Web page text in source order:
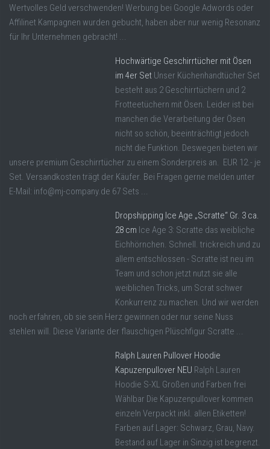
Wertvolles Geld verschwenden! Werbung bei Google Adwords oder
Affilinet Kampagnen wurden gebucht, haben aber nur wenig Resonanz
für Ihr Unternehmen gebracht! ...
Hochwärtige Geschirrtücher mit Ösen
im 4er Set Unser Küchenhandtücher Set
besteht aus 2 Geschirrtüchern und 2
Frotteetüchern mit Ösen. Leider ist bei
manchen die Verarbeitung der Ösen
nicht so schön, beeinträchtigt jedoch
nicht die Funktion. Deswegen bieten wir
unsere premium Geschirrtücher zu einem Sonderpreis an. EUR 12.- je
Set. Versandkosten trägt der Käufer. Bei Fragen gerne melden unter
E-Mail: info@mj-company.de 67 Sets ...
Dropshipping Ice Age „Scratte“ Gr. 3 ca.
28 cm Ice Age 3: Scratte das weibliche
Eichhörnchen. Schnell. trickreich und zu
allem entschlossen - Scratte ist neu im
Team und schon jetzt nutzt sie alle
weiblichen Tricks, um Scrat schwer
Konkurrenz zu machen. Und wir werden
noch erfahren, ob sie sein Herz gewinnen oder nur seine Nuss
stehlen will. Diese Variante der flauschigen Plüschfigur Scratte ...
Ralph Lauren Pullover Hoodie
Kapuzenpullover NEU Ralph Lauren
Hoodie S-XL Großen und Farben frei
Wählbar Die Kapuzenpullover kommen
einzeln Verpackt inkl. allen Etiketten!
Farben auf Lager: Schwarz, Grau, Navy.
Bestand auf Lager in Sinzig ist begrenzt.